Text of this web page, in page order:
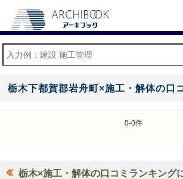
栃木下都賀郡岩舟町×施工・解体の口
0-0件
栃木×施工・解体の口コミランキング